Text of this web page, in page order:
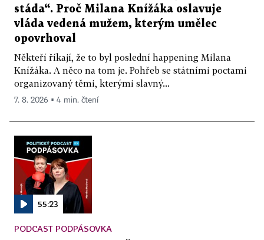
stáda“. Proč Milana Knížáka oslavuje
vláda vedená mužem, kterým umělec
opovrhoval
Někteří říkají, že to byl poslední happening Milana
Knížáka. A něco na tom je. Pohřeb se státními poctami
organizovaný těmi, kterými slavný...
7. 8. 2026 ▪ 4 min. čtení
55:23
PODCAST PODPÁSOVKA